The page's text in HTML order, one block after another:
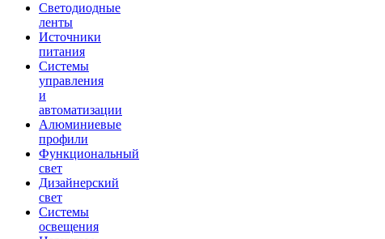
Светодиодные
ленты
Источники
питания
Системы
управления
и
автоматизации
Алюминиевые
профили
Функциональный
свет
Дизайнерский
свет
Системы
освещения